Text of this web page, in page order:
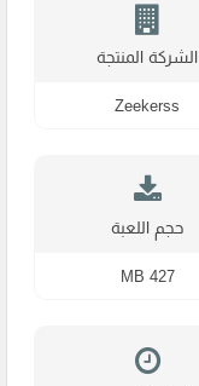
الشركة المنتجة
Zeekerss
حجم اللعبة
427 MB